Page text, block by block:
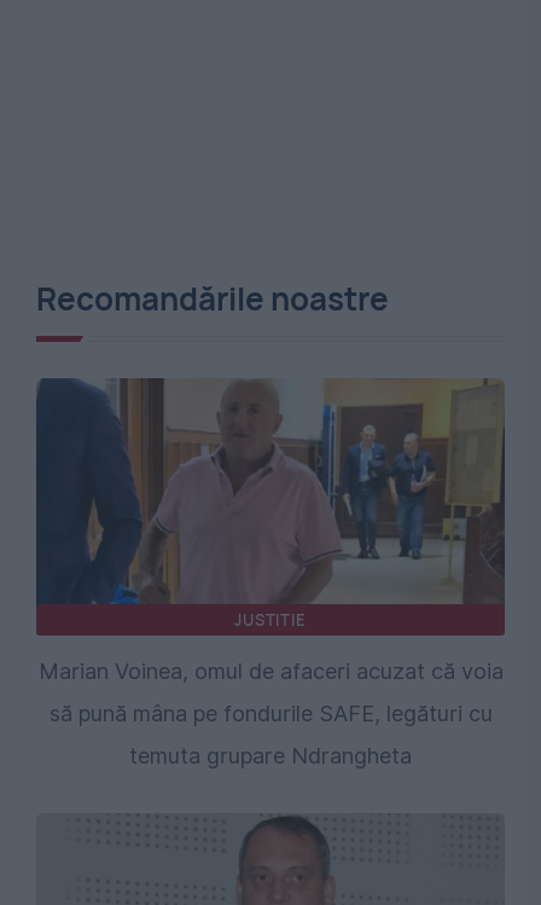
Recomandările noastre
JUSTITIE
Marian Voinea, omul de afaceri acuzat că voia
să pună mâna pe fondurile SAFE, legături cu
temuta grupare Ndrangheta